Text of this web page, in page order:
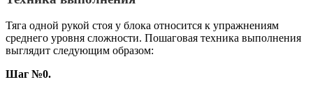
Тяга одной рукой стоя у блока относится к упражнениям
среднего уровня сложности. Пошаговая техника выполнения
выглядит следующим образом:
Шаг №0.